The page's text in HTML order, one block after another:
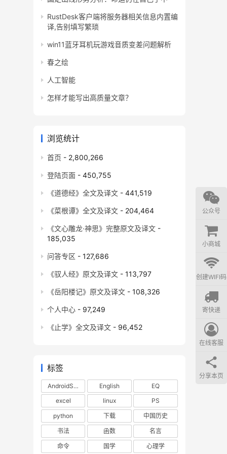
RustDesk客户端将服务器相关信息内置编
译,告别填写繁琐
win11蓝牙耳机玩游戏音质变差问题解析
春之绘
人工智能
怎样才能写出高质量文章？
浏览统计
首页 - 2,800,266
登陆页面 - 450,755
《道德经》全文及译文 - 441,519
《菜根谭》全文及译文 - 204,464
《文心雕龙·神思》完整原文及译文 -
185,035
问答专区 - 127,686
《驭人经》原文及译文 - 113,797
《岳阳楼记》原文及译文 - 108,326
个人中心 - 97,249
《止学》全文及译文 - 96,452
标签
AndroidStudio English
EQ
excel
linux
PS
python
下载
中国历史
书法
函数
名言
命令
国学 心理学
公众号
小商城
创建WIFI码
寄快递
在线客服
分享本页